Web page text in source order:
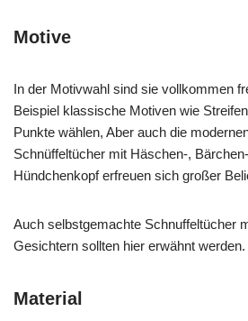
Motive
In der Motivwahl sind sie vollkommen
Beispiel klassische Motiven wie
Punkte wählen, Aber auch die
Schnüffeltücher mit Häschen-,
Hündchenkopf erfreuen sich großer
Auch selbstgemachte Schnuffeltücher
Gesichtern sollten hier erwähnt werden.
Material